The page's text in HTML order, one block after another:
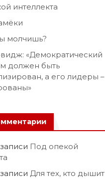
интеллекта
молчишь?
«Демократический
должен быть
а его лидеры –
Под опекой
Для тех, кто дышит